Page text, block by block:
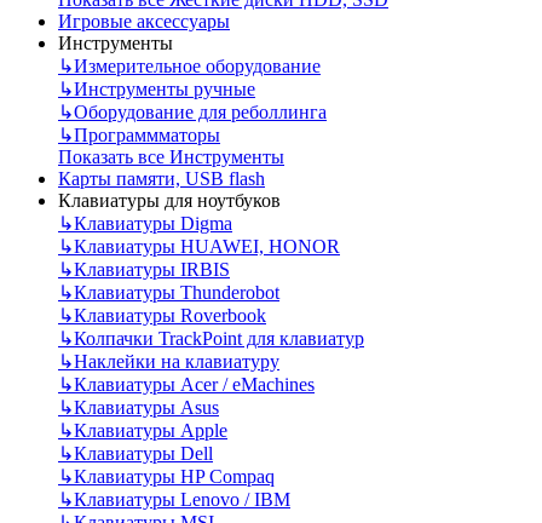
Игровые аксессуары
Инструменты
↳Измерительное оборудование
↳Инструменты ручные
↳Оборудование для реболлинга
↳Программматоры
Показать все Инструменты
Карты памяти, USB flash
Клавиатуры для ноутбуков
↳Клавиатуры Digma
↳Клавиатуры HUAWEI, HONOR
↳Клавиатуры IRBIS
↳Клавиатуры Thunderobot
↳Клавиатуры Roverbook
↳Колпачки TrackPoint для клавиатур
↳Наклейки на клавиатуру
↳Клавиатуры Acer / eMachines
↳Клавиатуры Asus
↳Клавиатуры Apple
↳Клавиатуры Dell
↳Клавиатуры HP Compaq
↳Клавиатуры Lenovo / IBM